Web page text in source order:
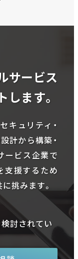
サービス
ます。
キュリティ・
計から構築・
ービス企業で
支援するため
挑みます。
討されてい